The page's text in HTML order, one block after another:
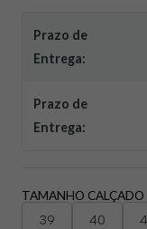
Prazo de
Entrega:
Prazo de
Entrega:
TAMANHO CALÇADO
39 40